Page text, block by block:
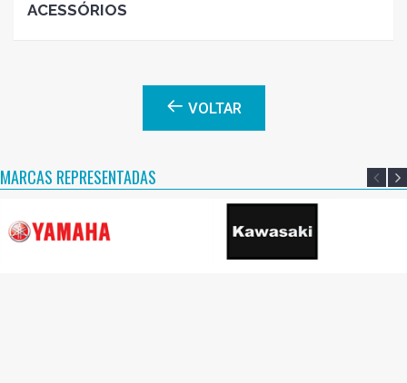
ACESSÓRIOS
VOLTAR
MARCAS REPRESENTADAS